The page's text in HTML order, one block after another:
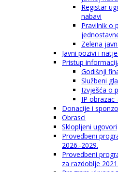
Registar
nabavi
Pravilnik o
Zelena
Javni pozivi i
Pristup
Godišnji
Službeni
Izvješća o
IP obrazac
Donacije i
Obrasci
Sklopljeni ugovori
Provedbeni
2026.-2029.
Provedbeni
za razdoblje